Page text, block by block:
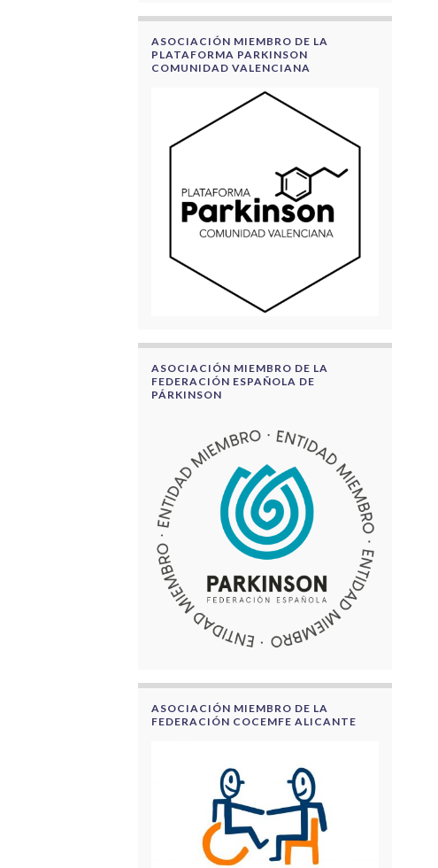
ASOCIACIÓN MIEMBRO DE LA
PLATAFORMA PARKINSON
COMUNIDAD VALENCIANA
ASOCIACIÓN MIEMBRO DE LA
FEDERACIÓN ESPAÑOLA DE
PÁRKINSON
ASOCIACIÓN MIEMBRO DE LA
FEDERACIÓN COCEMFE ALICANTE